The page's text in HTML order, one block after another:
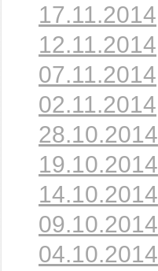
17.11.2014
12.11.2014
07.11.2014
02.11.2014
28.10.2014
19.10.2014
14.10.2014
09.10.2014
04.10.2014